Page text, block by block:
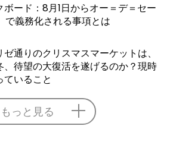
ボード：8月1日からオー＝デ＝セー
で義務化される事項とは
ゼ通りのクリスマスマーケットは、
、待望の大復活を遂げるのか？現時
ていること
もっと見る